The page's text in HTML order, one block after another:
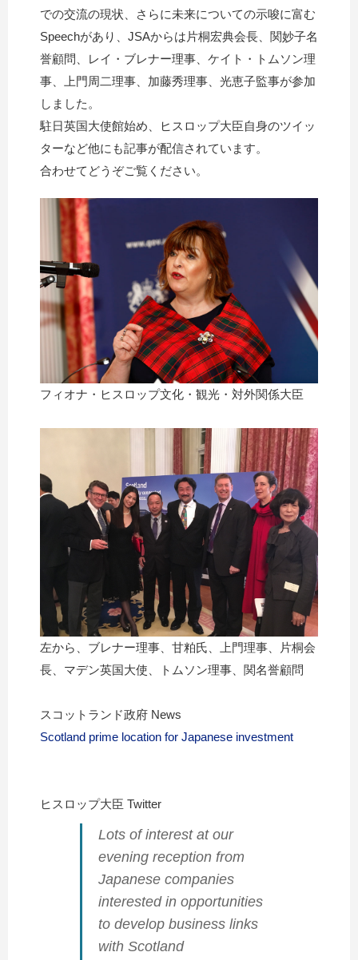
での交流の現状、さらに未来についての示唆に富む
Speechがあり、JSAからは片桐宏典会長、関妙子名
誉顧問、レイ・ブレナー理事、ケイト・トムソン理
事、上門周二理事、加藤秀理事、光恵子監事が参加
しました。
駐日英国大使館始め、ヒスロップ大臣自身のツイッ
ターなど他にも記事が配信されています。
合わせてどうぞご覧ください。
フィオナ・ヒスロップ文化・観光・対外関係大臣
左から、ブレナー理事、甘粕氏、上門理事、片桐会
長、マデン英国大使、トムソン理事、関名誉顧問
スコットランド政府 News
Scotland prime location for Japanese investment
ヒスロップ大臣 Twitter
Lots of interest at our
evening reception from
Japanese companies
interested in opportunities
to develop business links
with Scotland